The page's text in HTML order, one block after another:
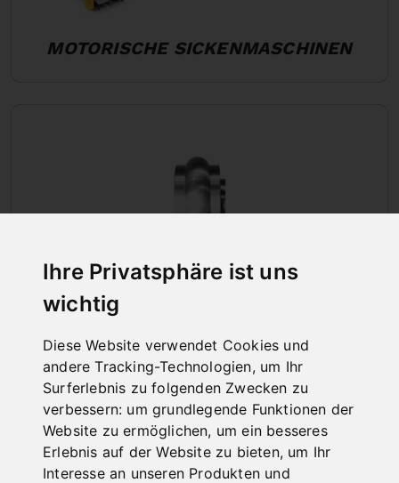
Ihre Privatsphäre ist uns
wichtig
Diese Website verwendet Cookies und
andere Tracking-Technologien, um Ihr
Surferlebnis zu folgenden Zwecken zu
verbessern: um grundlegende Funktionen der
Website zu ermöglichen, um ein besseres
Erlebnis auf der Website zu bieten, um Ihr
Interesse an unseren Produkten und
MOTORISCHE SICKENMASCHINEN
ZUBEHÃ¶R FÃ¼R
SICKENMASCHINEN